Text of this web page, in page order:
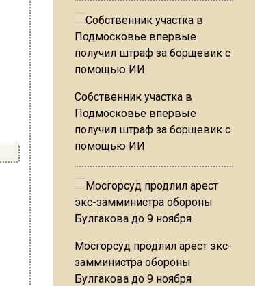
Собственник участка в
Подмосковье впервые
получил штраф за борщевик с
помощью ИИ
Мосгорсуд продлил арест экс-
замминистра обороны
Булгакова до 9 ноября